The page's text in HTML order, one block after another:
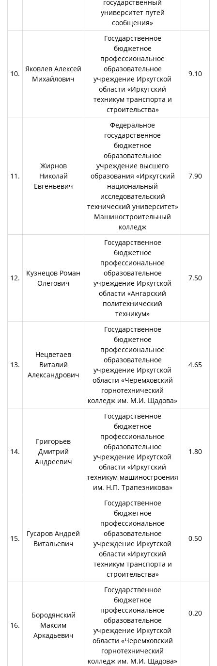
государственный
университет путей
сообщения»
10.
Яковлев Алексей
Михайлович
Государственное
бюджетное
профессиональное
образовательное
учреждение Иркутской
области «Иркутский
техникум транспорта и
строительства»
9.10
11.
Жирнов
Николай
Евгеньевич
Федеральное
государственное
бюджетное
образовательное
учреждение высшего
образования «Иркутский
национальный
исследовательский
технический университет»
Машиностроительный
колледж
7.90
12.
Кузнецов Роман
Олегович
Государственное
бюджетное
профессиональное
образовательное
учреждение Иркутской
области «Ангарский
политехнический
техникум»
7.50
13.
Нецветаев
Виталий
Александрович
Государственное
бюджетное
профессиональное
образовательное
учреждение Иркутской
области «Черемховский
горнотехнический
колледж им. М.И. Щадова»
4.65
14.
Григорьев
Дмитрий
Андреевич
Государственное
бюджетное
профессиональное
образовательное
учреждение Иркутской
области «Иркутский
техникум машиностроения
им. Н.П. Трапезникова»
1.80
15.
Гусаров Андрей
Витальевич
Государственное
бюджетное
профессиональное
образовательное
учреждение Иркутской
области «Иркутский
техникум транспорта и
строительства»
0.50
16.
Бородянский
Максим
Аркадьевич
Государственное
бюджетное
профессиональное
образовательное
учреждение Иркутской
области «Черемховский
горнотехнический
колледж им. М.И. Щадова»
0.20